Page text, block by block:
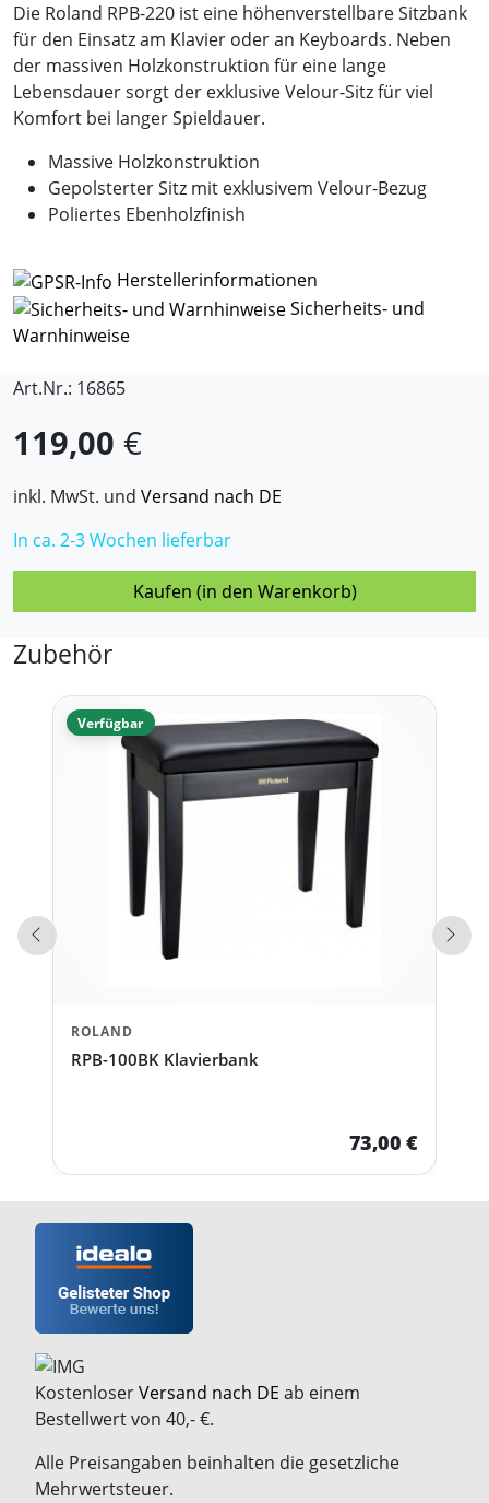
Die Roland RPB-220 ist eine höhenverstellbare Sitzbank
für den Einsatz am Klavier oder an Keyboards. Neben
der massiven Holzkonstruktion für eine lange
Lebensdauer sorgt der exklusive Velour-Sitz für viel
Komfort bei langer Spieldauer.
Massive Holzkonstruktion
Gepolsterter Sitz mit exklusivem Velour-Bezug
Poliertes Ebenholzfinish
Herstellerinformationen
Sicherheits- und
Warnhinweise
Art.Nr.: 16865
119,00 €
inkl. MwSt. und Versand nach DE
In ca. 2-3 Wochen lieferbar
Kaufen (in den Warenkorb)
Zubehör
Verfügbar
ROLAND
RPB-100BK Klavierbank
73,00 €
Vorherige Produkte
KostenloserVersand nach DE ab einem
Bestellwert von 40,- €.
Alle Preisangaben beinhalten die gesetzliche
Mehrwertsteuer.